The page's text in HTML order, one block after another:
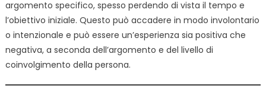
argomento specifico, spesso perdendo di vista il tempo e
l’obiettivo iniziale. Questo può accadere in modo involontario
o intenzionale e può essere un’esperienza sia positiva che
negativa, a seconda dell’argomento e del livello di
coinvolgimento della persona.